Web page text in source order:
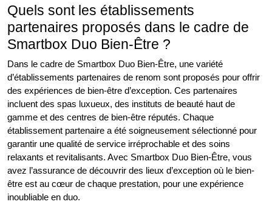
Quels sont les établissements
partenaires proposés dans le cadre de
Smartbox Duo Bien-Être ?
Dans le cadre de Smartbox Duo Bien-Être, une variété
d’établissements partenaires de renom sont proposés pour offrir
des expériences de bien-être d’exception. Ces partenaires
incluent des spas luxueux, des instituts de beauté haut de
gamme et des centres de bien-être réputés. Chaque
établissement partenaire a été soigneusement sélectionné pour
garantir une qualité de service irréprochable et des soins
relaxants et revitalisants. Avec Smartbox Duo Bien-Être, vous
avez l’assurance de découvrir des lieux d’exception où le bien-
être est au cœur de chaque prestation, pour une expérience
inoubliable en duo.